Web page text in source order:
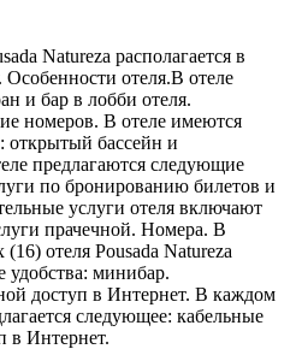
Natureza располагается в
отеля.В отеле
и бар в лобби отеля.
номеров. В отеле имеются
открытый бассейн и
предлагаются следующие
по бронированию билетов и
услуги отеля включают
прачечной. Номера. В
отеля Pousada Natureza
удобства: минибар.
доступ в Интернет. В каждом
следующее: кабельные
в Интернет.